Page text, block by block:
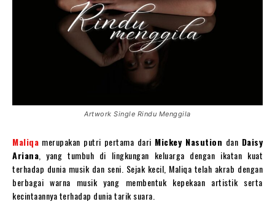
Artwork Single Rindu Menggila
Maliqa merupakan putri pertama dari Mickey Nasution dan Daisy
Ariana, yang tumbuh di lingkungan keluarga dengan ikatan kuat
terhadap dunia musik dan seni. Sejak kecil, Maliqa telah akrab dengan
berbagai warna musik yang membentuk kepekaan artistik serta
kecintaannya terhadap dunia tarik suara.